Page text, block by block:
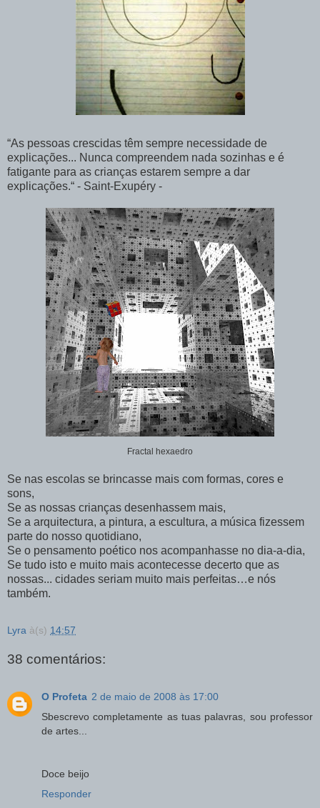
“As pessoas crescidas têm sempre necessidade de
explicações... Nunca compreendem nada sozinhas e é
fatigante para as crianças estarem sempre a dar
explicações.“ - Saint-Exupéry -
Fractal hexaedro
Se nas escolas se brincasse mais com formas, cores e
sons,
Se as nossas crianças desenhassem mais,
Se a arquitectura, a pintura, a escultura, a música fizessem
parte do nosso quotidiano,
Se o pensamento poético nos acompanhasse no dia-a-dia,
Se tudo isto e muito mais acontecesse decerto que as
nossas... cidades seriam muito mais perfeitas…e nós
também.
Lyra à(s) 14:57
38 comentários:
O Profeta 2 de maio de 2008 às 17:00
Sbescrevo completamente as tuas palavras, sou professor
de artes...
Doce beijo
Responder